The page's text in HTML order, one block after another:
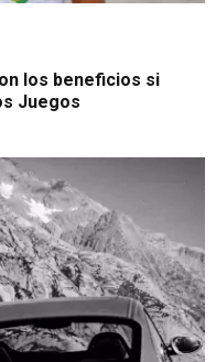
los beneficios si
Juegos